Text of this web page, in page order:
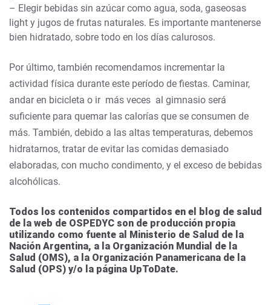
– Elegir bebidas sin azúcar como agua, soda, gaseosas
light y jugos de frutas naturales. Es importante mantenerse
bien hidratado, sobre todo en los días calurosos.
Por último, también recomendamos incrementar la
actividad física durante este período de fiestas. Caminar,
andar en bicicleta o ir más veces al gimnasio será
suficiente para quemar las calorías que se consumen de
más. También, debido a las altas temperaturas, debemos
hidratarnos, tratar de evitar las comidas demasiado
elaboradas, con mucho condimento, y el exceso de bebidas
alcohólicas.
Todos los contenidos compartidos en el blog de salud
de la web de OSPEDYC son de producción propia
utilizando como fuente al Ministerio de Salud de la
Nación Argentina, a la Organización Mundial de la
Salud (OMS), a la Organización Panamericana de la
Salud (OPS) y/o la página UpToDate.